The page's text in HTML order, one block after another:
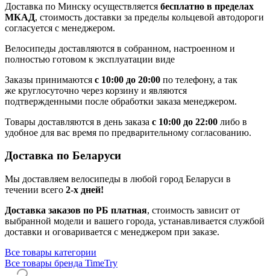
Доставка по Минску осуществляется бесплатно в пределах
МКАД, стоимость доставки за пределы кольцевой автодороги
согласуется с менеджером.
Велосипеды доставляются в собранном, настроенном и
полностью готовом к эксплуатации виде
Заказы принимаются с 10:00 до 20:00 по телефону, а так
же круглосуточно через корзину и являются
подтвержденными после обработки заказа менеджером.
Товары доставляются в день заказа с 10:00 до 22:00 либо в
удобное для вас время по предварительному согласованию.
Доставка по Беларуси
Мы доставляем велосипеды в любой город Беларуси в
течении всего 2-х дней!
Доставка заказов по РБ платная, стоимость зависит от
выбранной модели и вашего города, устанавливается службой
доставки и оговаривается с менеджером при заказе.
Все товары категории
Все товары бренда TimeTry